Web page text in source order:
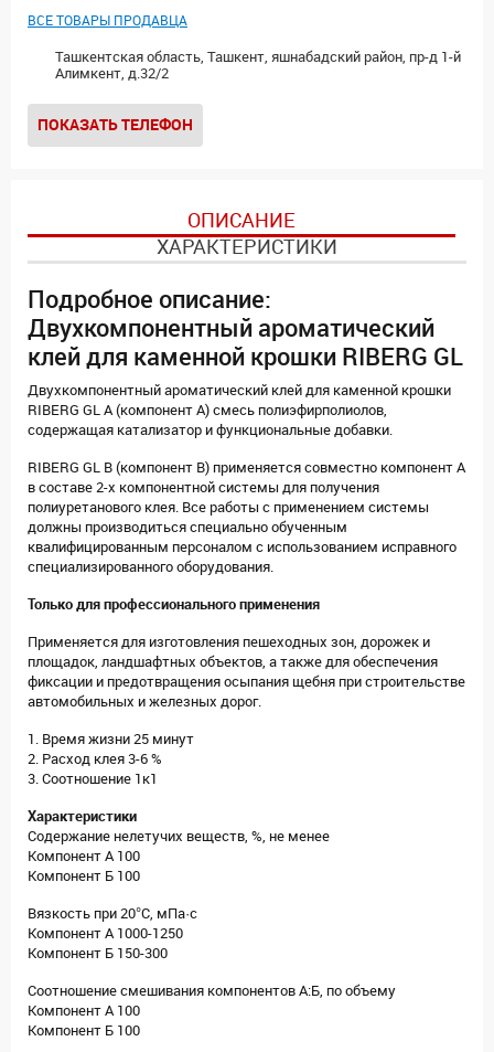
ВСЕ ТОВАРЫ ПРОДАВЦА
Ташкентская область, Ташкент, яшнабадский район, пр-д 1-й
Алимкент, д.32/2
ПОКАЗАТЬ ТЕЛЕФОН
ОПИСАНИЕ
ХАРАКТЕРИСТИКИ
Подробное описание:
Двухкомпонентный ароматический
клей для каменной крошки RIBERG GL
Двухкомпонентный ароматический клей для каменной крошки
RIBERG GL A (компонент А) смесь полиэфирполиолов,
содержащая катализатор и функциональные добавки.
RIBERG GL B (компонент B) применяется совместно компонент A
в составе 2-х компонентной системы для получения
полиуретанового клея. Все работы с применением системы
должны производиться специально обученным
квалифицированным персоналом с использованием исправного
специализированного оборудования.
Только для профессионального применения
Применяется для изготовления пешеходных зон, дорожек и
площадок, ландшафтных объектов, а также для обеспечения
фиксации и предотвращения осыпания щебня при строительстве
автомобильных и железных дорог.
1. Время жизни 25 минут
2. Расход клея 3-6 %
3. Соотношение 1к1
Характеристики
Содержание нелетучих веществ, %, не менее
Компонент А 100
Компонент Б 100
Вязкость при 20°C, мПа·с
Компонент А 1000-1250
Компонент Б 150-300
Соотношение смешивания компонентов А:Б, по объему
Компонент А 100
Компонент Б 100